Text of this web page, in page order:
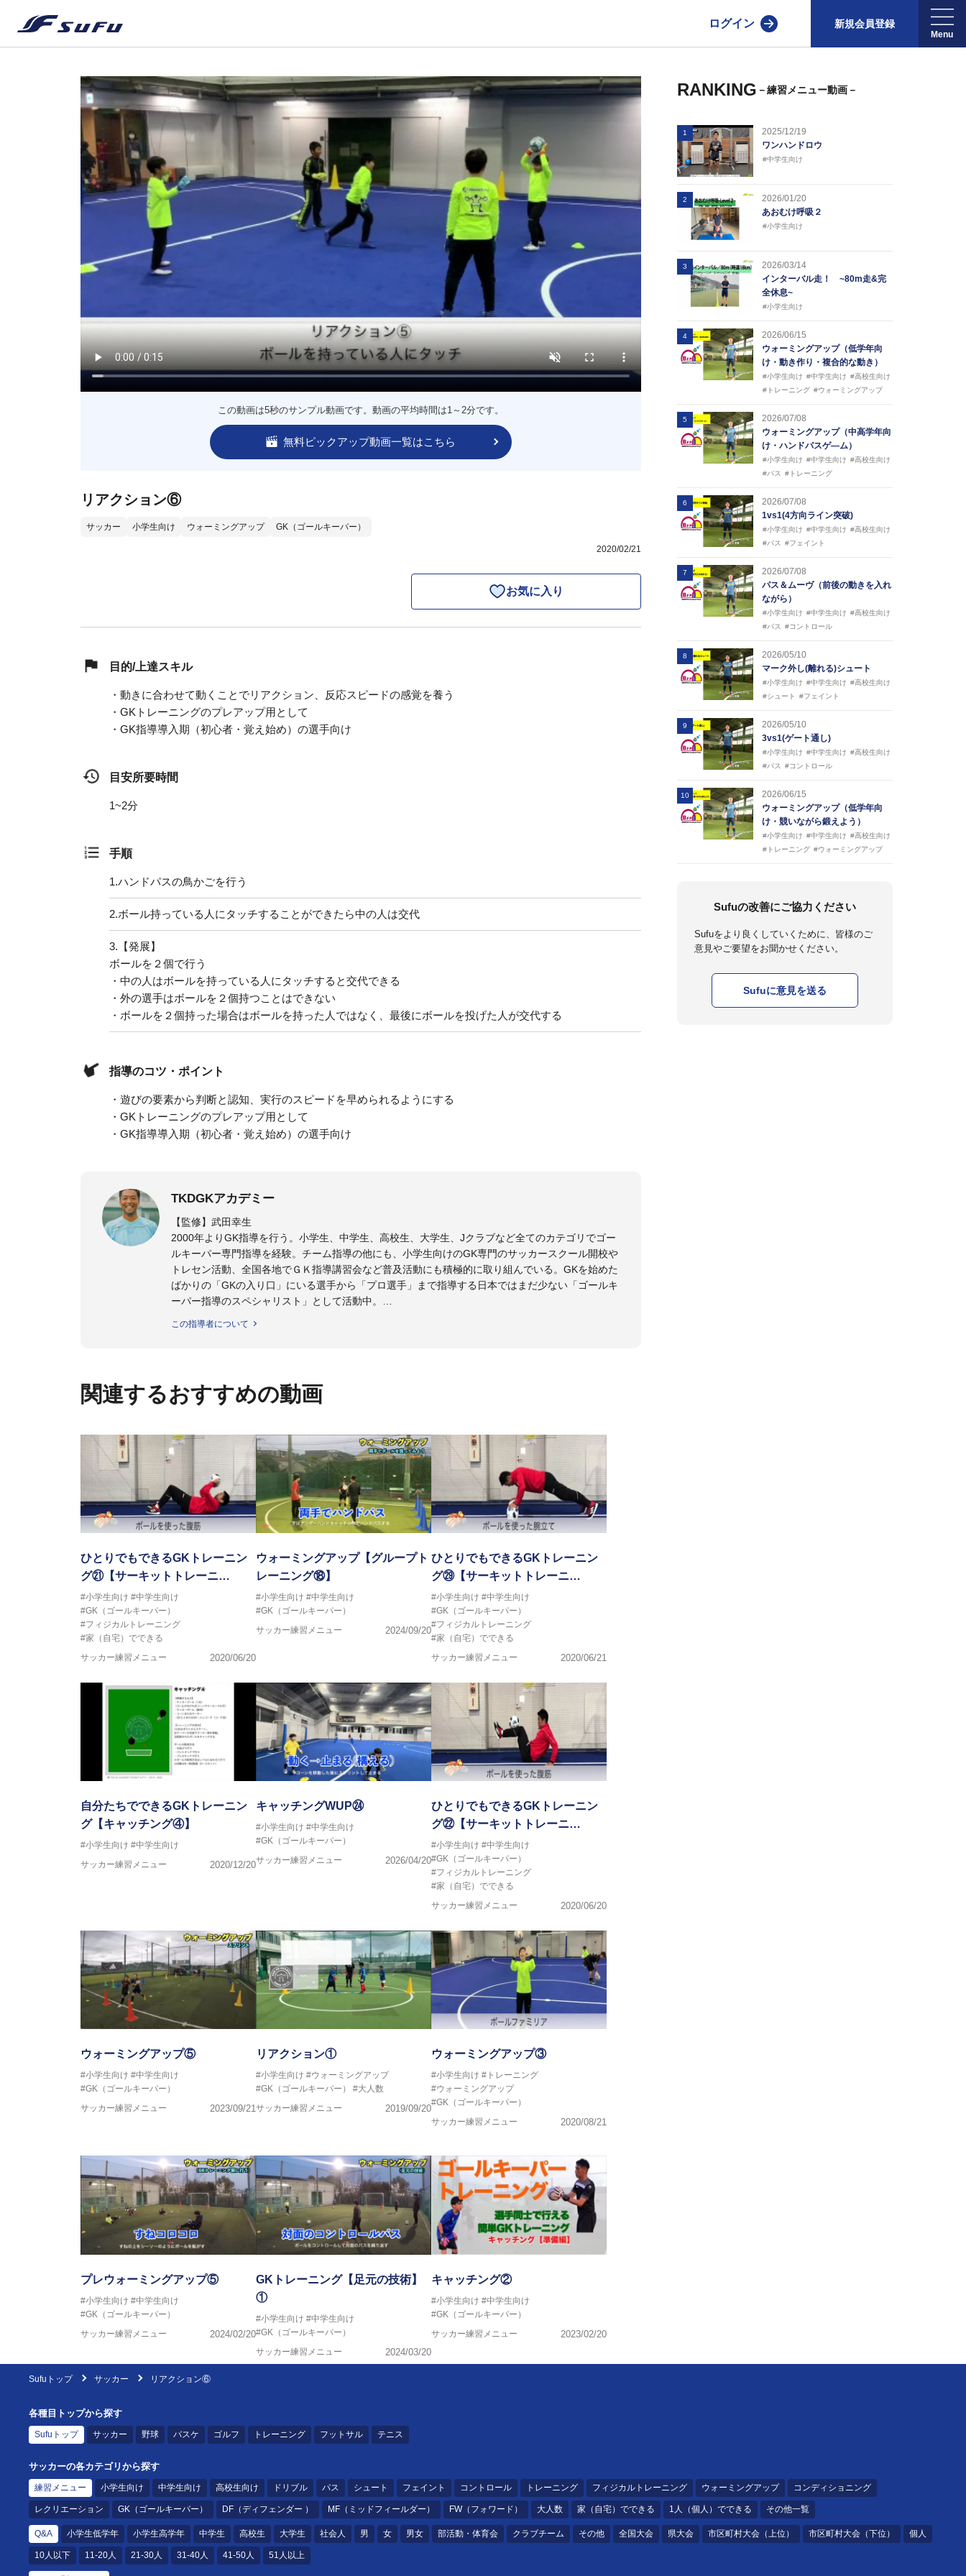
ログイン 新規会員登録
この動画は5秒のサンプル動画です。動画の平均時間は1～2分です。
無料ピックアップ動画一覧はこちら
リアクション⑥
サッカー 小学生向け ウォーミングアップ GK（ゴールキーパー）
2020/02/21
お気に入り
目的/上達スキル
・動きに合わせて動くことでリアクション、反応スピードの感覚を養う
・GKトレーニングのプレアップ用として
・GK指導導入期（初心者・覚え始め）の選手向け
目安所要時間
1~2分
手順
1.ハンドパスの鳥かごを行う
2.ボール持っている人にタッチすることができたら中の人は交代
3. 【発展】
ボールを２個で行う
・中の人はボールを持っている人にタッチすると交代できる
・外の選手はボールを２個持つことはできない
・ボールを２個持った場合はボールを持った人ではなく、最後にボールを投げた人が交代する
指導のコツ・ポイント
・遊びの要素から判断と認知、実行のスピードを早められるようにする
・GKトレーニングのプレアップ用として
・GK指導導入期（初心者・覚え始め）の選手向け
TKDGKアカデミー
【監修】武田幸生
2000年よりGK指導を行う。小学生、中学生、高校生、大学生、Jクラブなど全てのカテゴリでゴー
ルキーパー専門指導を経験。チーム指導の他にも、小学生向けのGK専門のサッカースクール開校や
トレセン活動、全国各地でＧＫ指導講習会など普及活動にも積極的に取り組んでいる。GKを始めた
ばかりの「GKの入り口」にいる選手から「プロ選手」まで指導する日本ではまだ少ない「ゴールキ
ーパー指導のスペシャリスト」として活動中。
この指導者について
関連するおすすめの動画
ひとりでもできるGKトレーニン
グ㉑【サーキットトレーニ…
#小学生向け #中学生向け
#GK（ゴールキーパー）
#フィジカルトレーニング
#家（自宅）でできる
サッカー練習メニュー
2020/06/20
ウォーミングアップ【グループト
レーニング⑱】
#小学生向け #中学生向け
#GK（ゴールキーパー）
サッカー練習メニュー
2024/09/20
ひとりでもできるGKトレーニン
グ㉙【サーキットトレーニ…
#小学生向け #中学生向け
#GK（ゴールキーパー）
#フィジカルトレーニング
#家（自宅）でできる
サッカー練習メニュー
2020/06/21
自分たちでできるGKトレーニン
グ【キャッチング④】
#小学生向け #中学生向け
サッカー練習メニュー
2020/12/20
キャッチングWUP㉔
#小学生向け #中学生向け
#GK（ゴールキーパー）
サッカー練習メニュー
2026/04/20
ひとりでもできるGKトレーニン
グ㉒【サーキットトレーニ…
#小学生向け #中学生向け
#GK（ゴールキーパー）
#フィジカルトレーニング
#家（自宅）でできる
サッカー練習メニュー
2020/06/20
ウォーミングアップ⑤
#小学生向け #中学生向け
#GK（ゴールキーパー）
サッカー練習メニュー
2023/09/21
リアクション①
#小学生向け #ウォーミングアップ
#GK（ゴールキーパー）
#大人数
サッカー練習メニュー
2019/09/20
ウォーミングアップ③
#小学生向け #トレーニング
#ウォーミングアップ
#GK（ゴールキーパー）
サッカー練習メニュー
2020/08/21
プレウォーミングアップ⑤
#小学生向け #中学生向け
#GK（ゴールキーパー）
サッカー練習メニュー
2024/02/20
GKトレーニング【足元の技術】
①
#小学生向け #中学生向け
#GK（ゴールキーパー）
サッカー練習メニュー
2024/03/20
キャッチング②
#小学生向け #中学生向け
#GK（ゴールキーパー）
サッカー練習メニュー
2023/02/20
RANKING －練習メニュー動画－
1
2025/12/19
ワンハンドロウ
#中学生向け
2
2026/01/20
あおむけ呼吸２
#小学生向け
3
2026/03/14
インターバル走！ ~80m走&完
全休息~
#小学生向け
4
2026/06/15
ウォーミングアップ（低学年向
け・動き作り・複合的な動き）
#小学生向け #中学生向け #高校生向け
#トレーニング #ウォーミングアップ
5
2026/07/08
ウォーミングアップ（中高学年向
け・ハンドパスゲ―ム）
#小学生向け #中学生向け #高校生向け
#パス
#トレーニング
6
2026/07/08
1vs1(4方向ライン突破)
#小学生向け #中学生向け #高校生向け
#パス
#フェイント
7
2026/07/08
パス＆ムーヴ（前後の動きを入れ
ながら）
#小学生向け #中学生向け #高校生向け
#パス
#コントロール
8
2026/05/10
マーク外し(離れる)シュート
#小学生向け #中学生向け #高校生向け
#シュート
#フェイント
9
2026/05/10
3vs1(ゲート通し)
#小学生向け #中学生向け #高校生向け
#パス
#コントロール
10
2026/06/15
ウォーミングアップ（低学年向
け・競いながら鍛えよう）
#小学生向け #中学生向け #高校生向け
#トレーニング #ウォーミングアップ
Sufuの改善にご協力ください
Sufuをより良くしていくために、皆様のご
意見やご要望をお聞かせください。
Sufuに意見を送る
Sufuトップ サッカー リアクション⑥
各種目トップから探す
Sufuトップ サッカー 野球 バスケ ゴルフ トレーニング フットサル テニス
サッカーの各カテゴリから探す
練習メニュー 小学生向け 中学生向け 高校生向け ドリブル パス シュート フェイント コントロール トレーニング フィジカルトレーニング ウォーミングアップ コンディショニング
レクリエーション GK（ゴールキーパー） DF（ディフェンダー ） MF（ミッドフィールダー） FW（フォワード） 大人数 家（自宅）でできる 1人（個人）でできる その他一覧
Q&A 小学生低学年 小学生高学年 中学生 高校生 大学生 社会人 男 女 男女 部活動・体育会 クラブチーム その他 全国大会 県大会 市区町村大会（上位） 市区町村大会（下位） 個人
10人以下 11-20人 21-30人 31-40人 41-50人 51人以上